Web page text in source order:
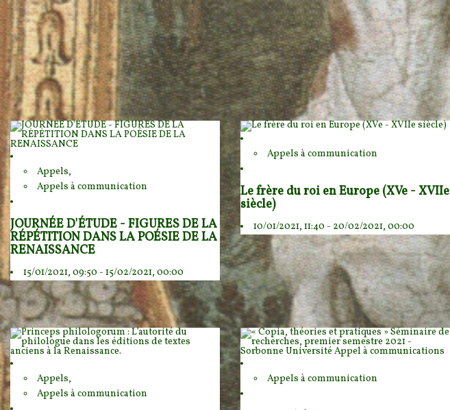
Appels,
Appels à communication
JOURNÉE D'ÉTUDE - FIGURES DE LA
RÉPÉTITION DANS LA POÉSIE DE LA
RENAISSANCE
15/01/2021, 09:50 - 15/02/2021, 00:00
Appels à communication
Le frère du roi en Europe (XVe - XVIIe
siècle)
10/01/2021, 11:40 - 20/02/2021, 00:00
Appels,
Appels à communication
Appels à communication